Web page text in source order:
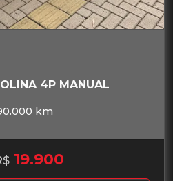
4P MANUAL
km
19.900